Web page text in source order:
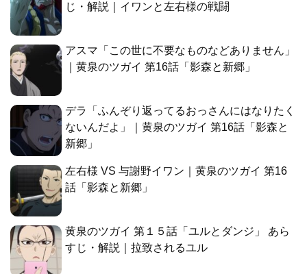
じ・解説｜イワンと左右様の戦闘
アスマ「この世に不要なものなどありません」
｜黄泉のツガイ 第16話「影森と新郷」
デラ「ふんぞり返ってるおっさんにはなりたく
ないんだよ」｜黄泉のツガイ 第16話「影森と
新郷」
左右様 VS 与謝野イワン｜黄泉のツガイ 第16
話「影森と新郷」
黄泉のツガイ 第１５話「ユルとダンジ」 あら
すじ・解説｜拉致されるユル